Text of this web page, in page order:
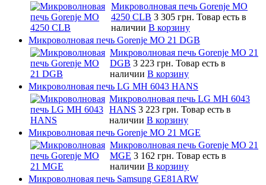
Микроволновая печь Gorenje MO
4250 CLB 3 305 грн. Товар есть в
наличии В корзину
Микроволновая печь Gorenje MO 21 DGB
Микроволновая печь Gorenje MO 21
DGB 3 223 грн. Товар есть в
наличии В корзину
Микроволновая печь LG MH 6043 HANS
Микроволновая печь LG MH 6043
HANS 3 223 грн. Товар есть в
наличии В корзину
Микроволновая печь Gorenje MO 21 MGE
Микроволновая печь Gorenje MO 21
MGE 3 162 грн. Товар есть в
наличии В корзину
Микроволновая печь Samsung GE81ARW